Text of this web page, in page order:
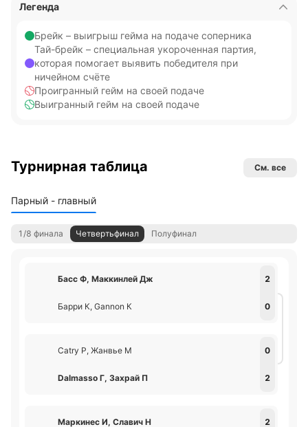
Легенда
Брейк – выигрыш гейма на подаче соперника
Тай-брейк – специальная укороченная партия,
которая помогает выявить победителя при
ничейном счёте
Проигранный гейм на своей подаче
Выигранный гейм на своей подаче
Турнирная таблица См. все
Парный - главный
1/8 финала Четвертьфинал Полуфинал
Басс Ф, Маккинлей Дж 2
Барри К, Gannon К 0
Catry Р, Жанвье М 0
Dalmasso Г, Захрай П 2
Маркинес И, Славич Н 2